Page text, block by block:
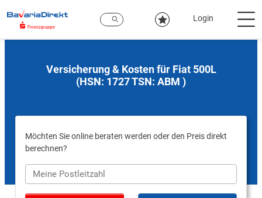
Hauptinhalt
Login
Versicherung & Kosten für Fiat 500L
(HSN: 1727 TSN: ABM )
Möchten Sie online beraten werden oder den Preis direkt
berechnen?